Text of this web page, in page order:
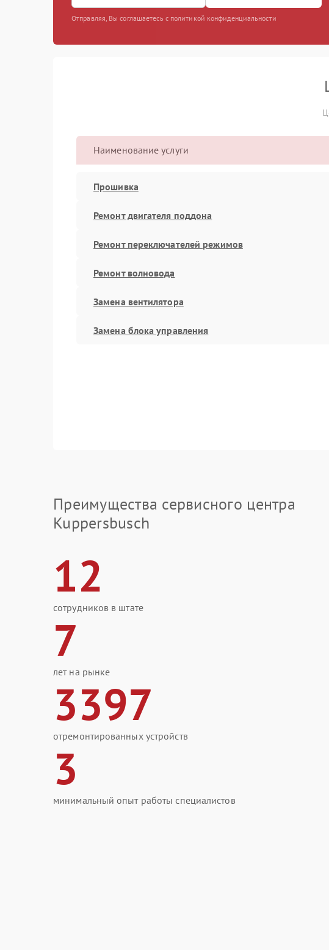
Отправляя, Вы соглашаетесь с политикой конфиденциальности
Наименование услуги
Прошивка
Ремонт двигателя поддона
Ремонт переключателей режимов
Ремонт волновода
Замена вентилятора
Замена блока управления
Преимущества сервисного центра
Kuppersbusch
12
сотрудников в штате
7
лет на рынке
3397
отремонтированных устройств
3
минимальный опыт работы специалистов